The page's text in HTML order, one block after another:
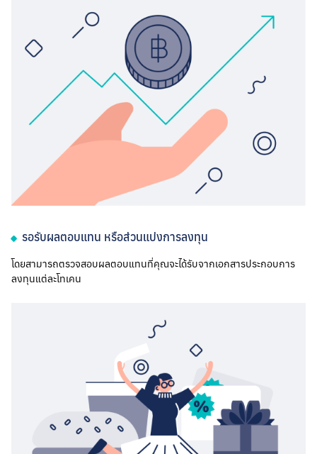
รอรับผลตอบแทน หรือส่วนแบ่งการลงทุน
โดยสามารถตรวจสอบผลตอบแทนที่คุณจะได้รับจากเอกสารประกอบการ
ลงทุนแต่ละโทเคน